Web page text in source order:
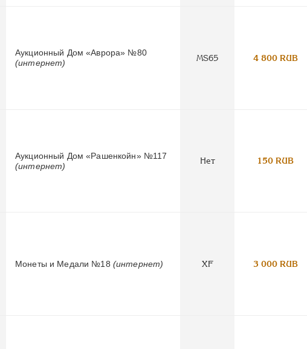
Аукционный Дом «Аврора» №80
(интернет)
MS65 4 800 RUB
Аукционный Дом «Рашенкойн» №117
(интернет)
Нет 150 RUB
Монеты и Медали №18 (интернет) XF 3 000 RUB